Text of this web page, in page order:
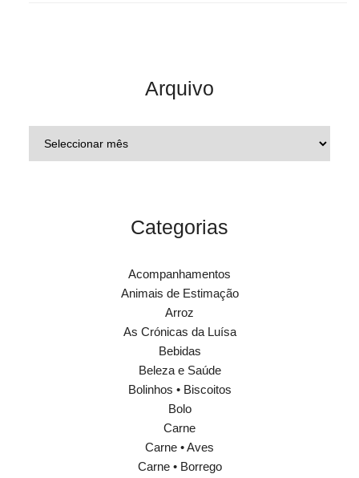
Arquivo
Categorias
Acompanhamentos
Animais de Estimação
Arroz
As Crónicas da Luísa
Bebidas
Beleza e Saúde
Bolinhos • Biscoitos
Bolo
Carne
Carne • Aves
Carne • Borrego